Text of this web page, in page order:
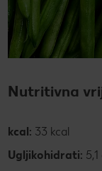
Nutritivna
kcal: 33 kcal
Ugljikohidrati: 5,1